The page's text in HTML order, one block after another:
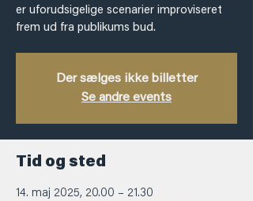
er uforudsigelige scenarier improviseret
frem ud fra publikums bud.
Der sælges ikke billetter
Se andre events
Tid og sted
14. maj 2025, 20.00 – 21.30